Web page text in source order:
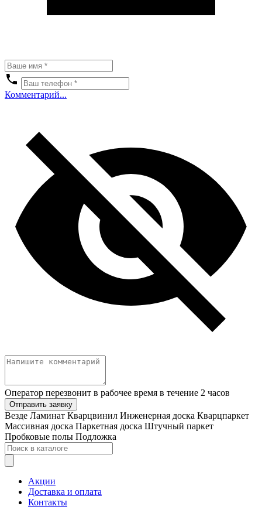
Комментарий...
Оператор перезвонит в рабочее время в течение 2 часов
Отправить заявку
Везде Ламинат Кварцвинил Инженерная доска Кварцпаркет
Массивная доска Паркетная доска Штучный паркет
Пробковые полы Подложка
Акции
Доставка и оплата
Контакты